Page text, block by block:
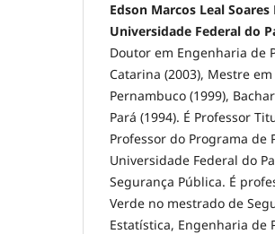
Edson Marcos Leal
Universidade Federal do
Doutor em Engenharia de
Catarina (2003), Mestre
Pernambuco (1999),
Pará (1994). É Professor
Professor do Programa de
Universidade Federal do
Segurança Pública. É
Verde no mestrado de
Estatística, Engenharia de